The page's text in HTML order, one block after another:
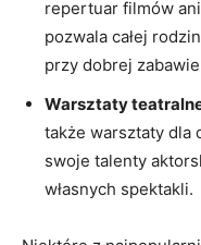
repertuar filmów
pozwala całej
przy dobrej
Warsztaty
także warsztaty dla
swoje talenty
własnych spektakli.